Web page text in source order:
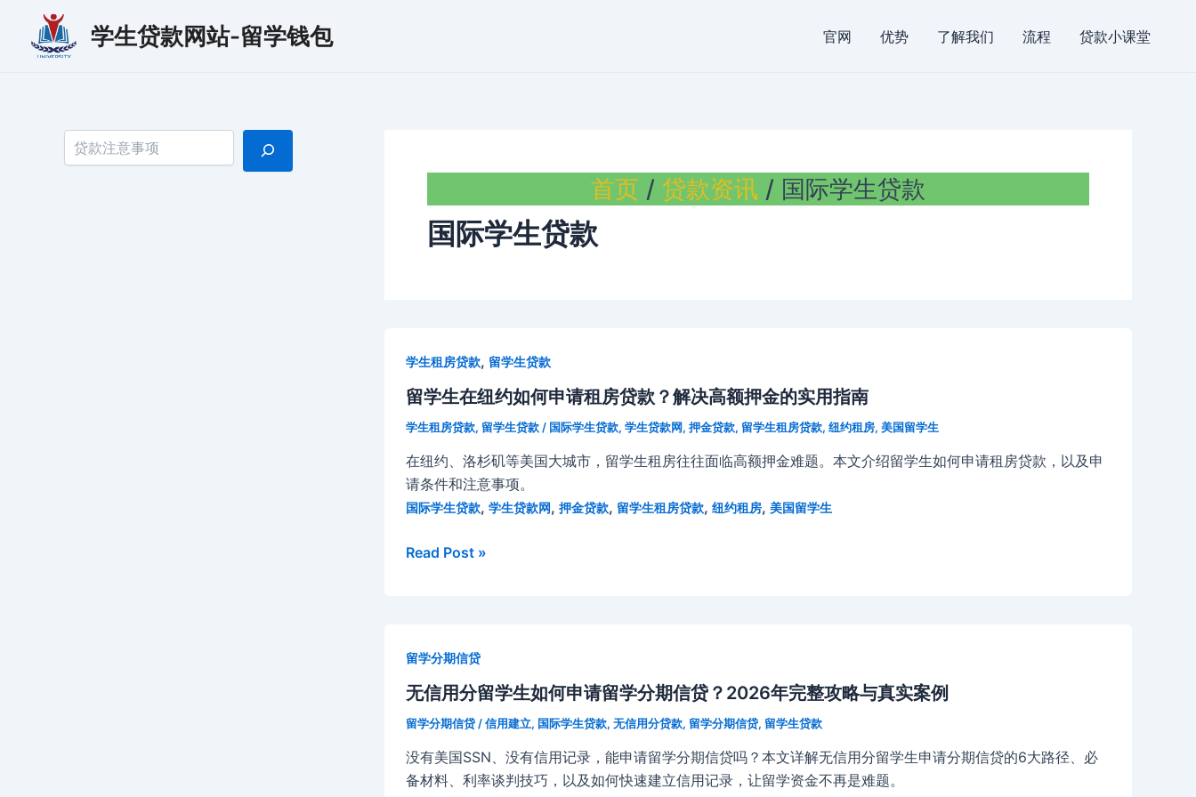
学生贷款网站-留学钱包 官网 优势 了解我们 流程 贷款小课堂
搜索
首页 贷款资讯 国际学生贷款
国际学生贷款
学生租房贷款, 留学生贷款
留学生在纽约如何申请租房贷款？解决高额押金的实用指南
学生租房贷款, 留学生贷款 / 国际学生贷款, 学生贷款网, 押金贷款, 留学生租房贷款, 纽约租房, 美国留学生
在纽约、洛杉矶等美国大城市，留学生租房往往面临高额押金难题。本文介绍留学生如何申请租房贷款，以及申
请条件和注意事项。
国际学生贷款, 学生贷款网, 押金贷款, 留学生租房贷款, 纽约租房, 美国留学生
留
约
如
请
租
Read Post »
留学分期信贷
无信用分留学生如何申请留学分期信贷？2026年完整攻略与真实案例
留学分期信贷 /信用建立, 国际学生贷款, 无信用分贷款, 留学分期信贷, 留学生贷款
没有美国SSN、没有信用记录，能申请留学分期信贷吗？本文详解无信用分留学生申请分期信贷的6大路径、必
备材料、利率谈判技巧，以及如何快速建立信用记录，让留学资金不再是难题。